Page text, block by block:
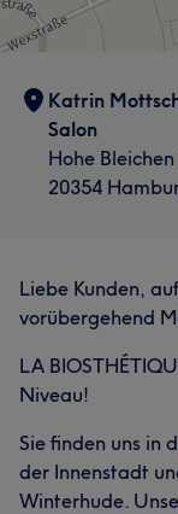
Ausstrahlung
fachlichen
Services
Nägel
Was unsere
Herzlich 8
Aufenthalt und
Dank für Ihre
Services
Friseur
Friseur
Katrin
Salon
Hohe
20354
Liebe Kunden,
vorübergehend
LA
Niveau!
Sie finden uns in
der Innenstadt
Winterhude.